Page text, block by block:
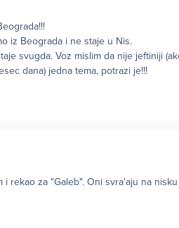
iz Beograda i ne staje u Nis.
svugda. Voz mislim da nije jeftiniji
dana) jedna tema, potrazi je!!!
i rekao za "Galeb". Oni svra'aju na